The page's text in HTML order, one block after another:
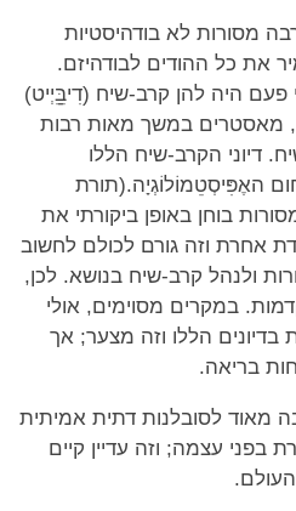
מסורות לא בודהיסטיות
את כל ההודים לבודהיזם.
היה להן קרב-שיח (דִיבֵֵֵֵּיְיט)
מאסטרים במשך מאות רבות
דיוני הקרב-שיח הללו
האֶפִּיסְטֵמוֹלוֹגְיָה.(תורת
בוחן באופן ביקורתי את
אחרת וזה גורם לכולם לחשוב
ולנהל קרב-שיח בנושא. לכן,
במקרים מסוימים, אולי
הללו וזה מצער; אך
בריאה.
מאוד לסובלנות דתית אמיתית
עצמה; וזה עדיין קיים